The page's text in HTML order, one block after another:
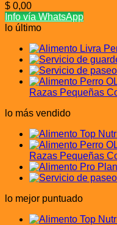
$ 0,00
Info vía WhatsApp
lo último
Razas Pequeñas
lo más vendido
Razas Pequeñas
lo mejor puntuado